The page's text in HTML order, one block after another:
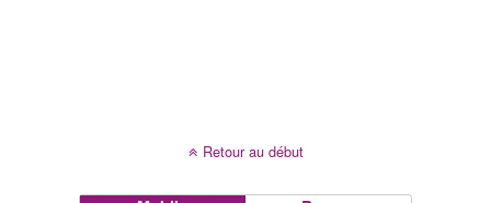
Retour au début